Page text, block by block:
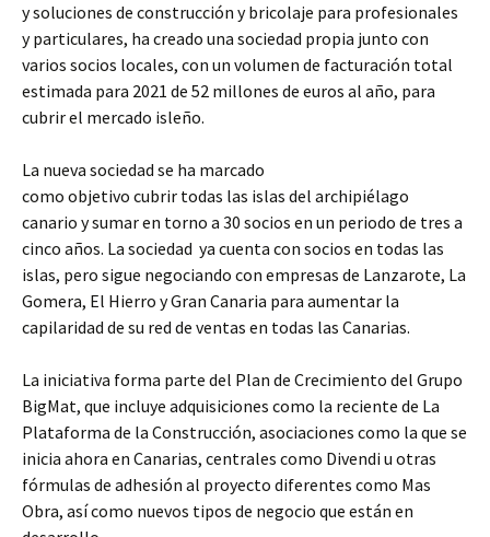
y soluciones de construcción y bricolaje para profesionales
y particulares, ha creado una sociedad propia junto con
varios socios locales, con un volumen de facturación total
estimada para 2021 de 52 millones de euros al año, para
cubrir el mercado isleño.
La nueva sociedad se ha marcado
como objetivo cubrir todas las islas del archipiélago
canario y sumar en torno a 30 socios en un periodo de tres a
cinco años. La sociedad ya cuenta con socios en todas las
islas, pero sigue negociando con empresas de Lanzarote, La
Gomera, El Hierro y Gran Canaria para aumentar la
capilaridad de su red de ventas en todas las Canarias.
La iniciativa forma parte del Plan de Crecimiento del Grupo
BigMat, que incluye adquisiciones como la reciente de La
Plataforma de la Construcción, asociaciones como la que se
inicia ahora en Canarias, centrales como Divendi u otras
fórmulas de adhesión al proyecto diferentes como Mas
Obra, así como nuevos tipos de negocio que están en